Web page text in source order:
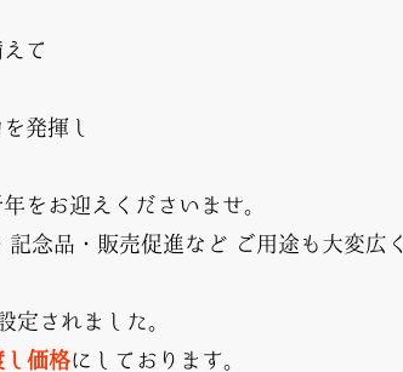
て
発揮し
をお迎えくださいませ。
念品・販売促進など ご用途も大変広く
定されました。
し価格にしております。